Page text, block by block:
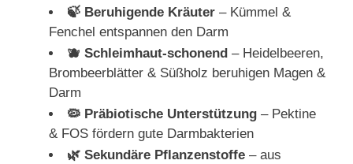
🍃 Beruhigende Kräuter– Kümmel &
Fenchel entspannen den Darm
🫐 Schleimhaut-schonend – Heidelbeeren,
Brombeerblätter & Süßholz beruhigen Magen &
Darm
🦠 Präbiotische Unterstützung– Pektine
& FOS fördern gute Darmbakterien
🌿 Sekundäre Pflanzenstoffe– aus